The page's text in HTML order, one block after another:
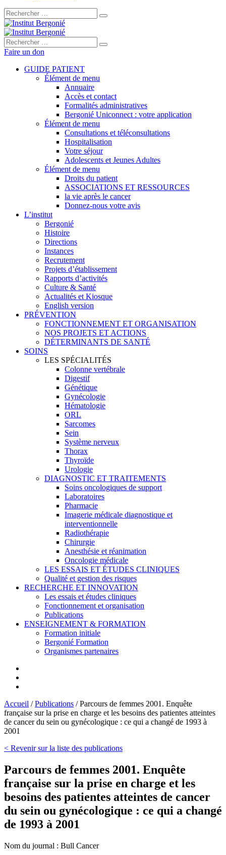
Rechercher :
Rechercher :
Faire un don
GUIDE PATIENT
Élément de menu
Annuaire
Accès et contact
Formalités administratives
Bergonié Uniconnect : votre application
Élément de menu
Consultations et téléconsultations
Hospitalisation
Votre séjour
Adolescents et Jeunes Adultes
Élément de menu
Droits du patient
ASSOCIATIONS ET RESSOURCES
la vie après le cancer
Donnez-nous votre avis
L’institut
Bergonié
Histoire
Directions
Instances
Recrutement
Projets d’établissement
Rapports d’activités
Culture & Santé
Actualités et Kiosque
English version
PRÉVENTION
FONCTIONNEMENT ET ORGANISATION
NOS PROJETS ET ACTIONS
DÉTERMINANTS DE SANTÉ
SOINS
LES SPÉCIALITÉS
Colonne vertébrale
Digestif
Génétique
Gynécologie
Hématologie
ORL
Sarcomes
Sein
Système nerveux
Thorax
Thyroïde
Urologie
DIAGNOSTIC ET TRAITEMENTS
Soins oncologiques de support
Laboratoires
Pharmacie
Imagerie médicale diagnostique et
interventionnelle
Radiothérapie
Chirurgie
Anesthésie et réanimation
Oncologie médicale
LES ESSAIS ET ÉTUDES CLINIQUES
Qualité et gestion des risques
RECHERCHE ET INNOVATION
Les essais et études cliniques
Fonctionnement et organisation
Publications
ENSEIGNEMENT & FORMATION
Formation initiale
Bergonié Formation
Organismes partenaires
Accueil /Publications /Parcours de femmes 2001. Enquête
française sur la prise en charge et les besoins des patientes atteintes
de cancer du sein ou gynécologique : ce qui a changé de 1993 à
2001
< Revenir sur la liste des publications
Parcours de femmes 2001. Enquête
française sur la prise en charge et les
besoins des patientes atteintes de cancer
du sein ou gynécologique : ce qui a changé
de 1993 à 2001
Nom du journal : Bull Cancer